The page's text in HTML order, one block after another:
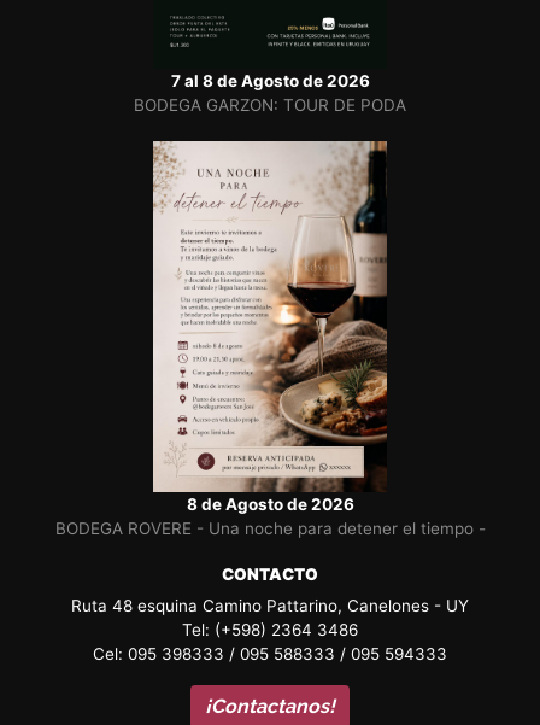
7 al 8 de Agosto de 2026
BODEGA GARZON: TOUR DE PODA
8 de Agosto de 2026
BODEGA ROVERE - Una noche para detener el tiempo -
CONTACTO
Ruta 48 esquina Camino Pattarino, Canelones - UY
Tel: (+598) 2364 3486
Cel: 095 398333 / 095 588333 / 095 594333
¡Contactanos!